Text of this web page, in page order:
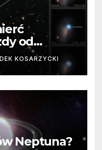
od
Niezwykle
KOSARZYCKI
Neptuna?